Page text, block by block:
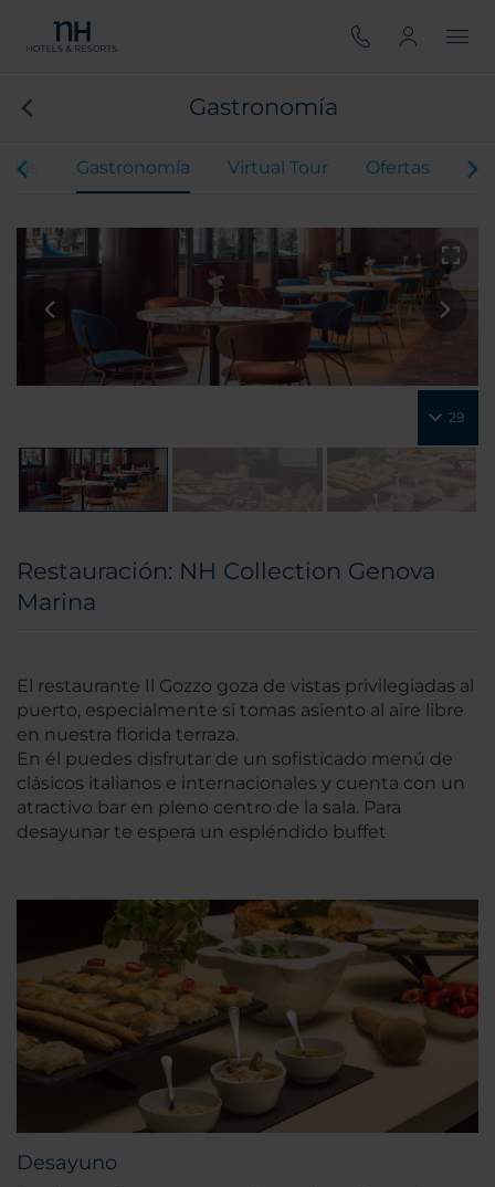
Gastronomía
Gastronomía Virtual Tour Ofertas
29
Restauración: NH Collection Genova
Marina
El restaurante Il Gozzo goza de vistas privilegiadas al
puerto, especialmente si tomas asiento al aire libre
en nuestra florida terraza.
En él puedes disfrutar de un sofisticado menú de
clásicos italianos e internacionales y cuenta con un
atractivo bar en pleno centro de la sala. Para
desayunar te espera un espléndido buffet
Desayuno